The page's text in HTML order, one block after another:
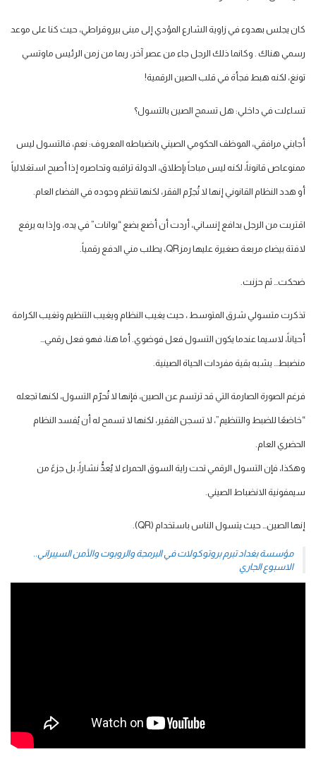
كان يجلس بهدوء في زاوية الشارع المؤدي إلى مبنى بيروقراطي، حيث كنا على موعد
رسمي هناك . وكانما ذلك الرجل جاء من عصر آخر، ربما من زمن الرئيس ماوتسي
تونغ، لكنه هبط فجأة في قلب الصين الرقمية!
تساءلت في داخلي: هل تسمح الصين بالتسول؟
أجابني مرافقي، الموظف الحكومي الصيني بانضباطه المعروف: نعم، فالتسول ليس
ممنوعاص قانوناً، لكنه ليس مباحاً بإطلاق، الدولة تراقبه وتحاصره إذا أصبح استغلالياً
أو هدد النظام القانوني إنها لا تُجرّم الفقر، لكنها تنظم وجوده في الفضاء العام.
اقتربت من الرجل بدافع إنساني، أردت أن أضع بضع “يوانات” في يده، وإذا به يرفع
لافتة بيضاء مربعة صغيرة عليها رمزQR، يطلب مني الدفع رقمياً.
ضحكت… ثم حزنت.
تذكرت متسولي شرق المتوسط ، حيث يغيب النظام ويغيب التنظيم وتغيب الكرامة
أحياناً، لاسيما عندما يكون التسول فعل فوضوي. أما هنا، فهو فعل رقمي…
منضبط… يشبه بقية مفردات الحياة الصينية.
فرغم الصورة الصارمة التي قد ترتسم عن الصين، فإنها لا تُحرّم التسول، لكنها تجعله
“خاضعًا للضبط والتنظيم”، لا تسجن الفقير، لكنها لا تسمح له أن يُفسد النظام
الحضري العام.
وهكذا، فإن التسول الرقمي تحت راية السوق الحمراء لا يُعدُّ نشاراً، بل جزءً من
سيمفونية الانضباط الصيني.
إنها الصين… حيث يتسول الناس باستخدام (QR).
مؤسسة بغداد تبرم بروتوكولات في البرمجة والروبوت والأمن السيبراني..
الاسبوع الجاري